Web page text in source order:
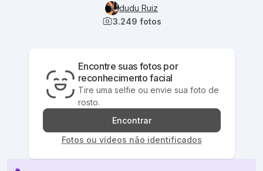
dudu Ruiz
3.249 fotos
Encontre suas fotos por
reconhecimento facial
Tire uma selfie ou envie sua foto de
rosto.
Encontrar
Fotos ou vídeos não identificados